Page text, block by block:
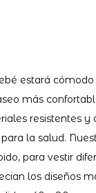
estará
más
resistentes
para la salud.
para vestir
los diseños